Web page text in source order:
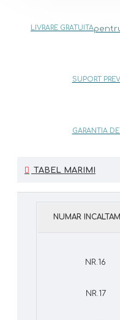
LIVRARE GRATUITA
SUPORT
GARANTIA DE
TABEL MARIMI
NUMAR
NR.16
NR.17